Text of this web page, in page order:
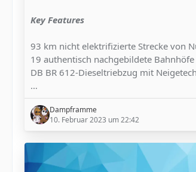
Key Features
93 km nicht elektrifizierte Strecke von
19 authentisch nachgebildete Bahnhöfe
DB BR 612-Dieseltriebzug mit
…
Dampframme
10. Februar 2023 um 22:42